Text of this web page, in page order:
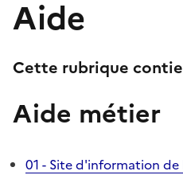
Aide
Cette rubrique
Aide métier
01 - Site d'information